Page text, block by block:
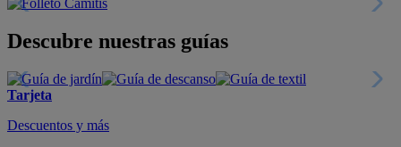
Descubre nuestras guías
Tarjeta
Descuentos y más